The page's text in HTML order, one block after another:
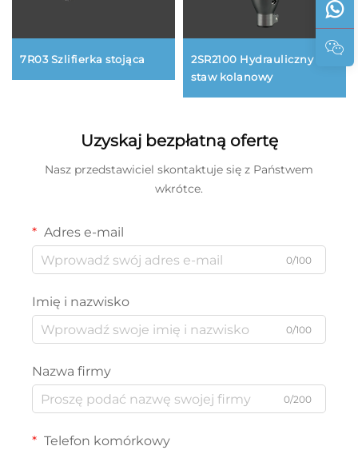
7R03 Szlifierka stojąca
2SR2100 Hydrauliczny
staw kolanowy
Uzyskaj bezpłatną ofertę
Nasz przedstawiciel skontaktuje się z Państwem
wkrótce.
Adres e-mail
0/100
Imię i nazwisko
0/100
Nazwa firmy
0/200
Telefon komórkowy